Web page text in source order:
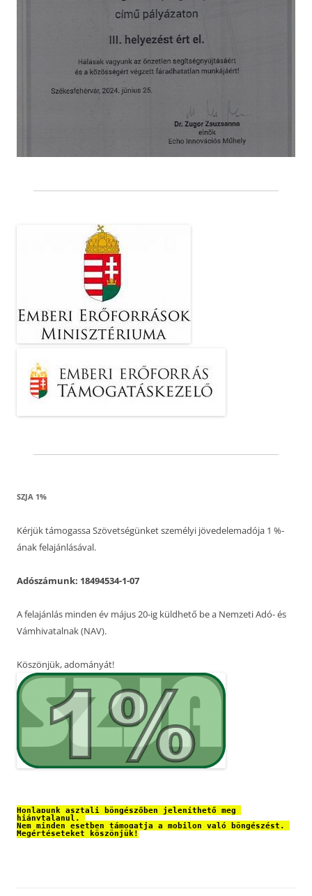
SZJA 1%
Kérjük támogassa Szövetségünket személyi jövedelemadója 1 %-
ának felajánlásával.
Adószámunk: 18494534-1-07
A felajánlás minden év május 20-ig küldhető be a Nemzeti Adó- és
Vámhivatalnak (NAV).
Köszönjük, adományát!
Honlapunk asztali böngészőben jeleníthető meg
hiánytalanul.
Nem minden esetben támogatja a mobilon való böngészést.
Megértéseteket köszönjük!